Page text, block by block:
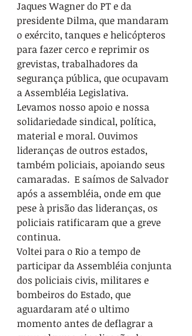
Jaques Wagner do PT e da
presidente Dilma, que mandaram
o exército, tanques e helicópteros
para fazer cerco e reprimir os
grevistas, trabalhadores da
segurança pública, que ocupavam
a Assembléia Legislativa.
Levamos nosso apoio e nossa
solidariedade sindical, política,
material e moral. Ouvimos
lideranças de outros estados,
também policiais, apoiando seus
camaradas.  E saímos de Salvador
após a assembléia, onde em que
pese à prisão das lideranças, os
policiais ratificaram que a greve
continua.
Voltei para o Rio a tempo de
participar da Assembléia conjunta
dos policiais civis, militares e
bombeiros do Estado, que
aguardaram até o ultimo
momento antes de deflagrar a